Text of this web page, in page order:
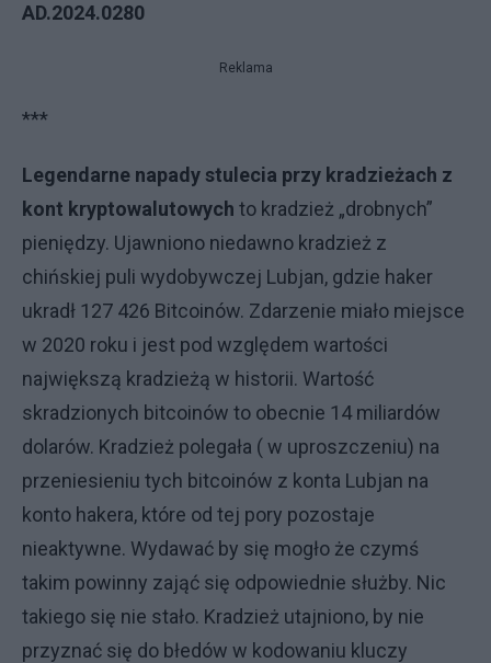
AD.2024.0280
Reklama
***
Legendarne napady stulecia przy kradzieżach z
kont kryptowalutowych to kradzież „drobnych”
pieniędzy. Ujawniono niedawno kradzież z
chińskiej puli wydobywczej Lubjan, gdzie haker
ukradł 127 426 Bitcoinów. Zdarzenie miało miejsce
w 2020 roku i jest pod względem wartości
największą kradzieżą w historii. Wartość
skradzionych bitcoinów to obecnie 14 miliardów
dolarów. Kradzież polegała ( w uproszczeniu) na
przeniesieniu tych bitcoinów z konta Lubjan na
konto hakera, które od tej pory pozostaje
nieaktywne. Wydawać by się mogło że czymś
takim powinny zająć się odpowiednie służby. Nic
takiego się nie stało. Kradzież utajniono, by nie
przyznać się do błedów w kodowaniu kluczy